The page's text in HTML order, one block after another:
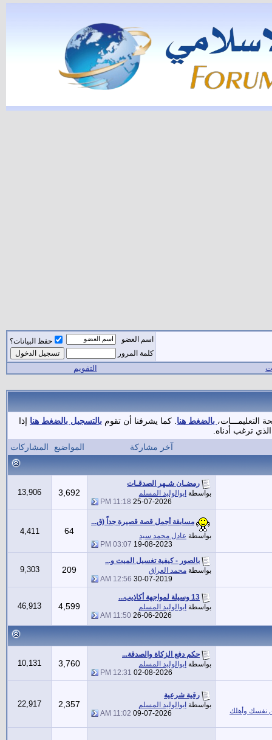
اسم العضو
حفظ البيانات؟
كلمة المرور
التقويم
التعليمـــات، بالضغط هنا . كما يشرفنا أن تقوم بالتسجيل بالضغط هنا إذا
ترغب أدناه.
آخر مشاركة
المواضيع المشاركات
رمضـان شـهر الصدقـات
بواسطة ابوالوليد المسلم
25-07-2026
11:18 PM
3,692
13,906
مسابقة أجمل قصة قصيرة جداً (ق...
بواسطة عادل محمد سيد
19-08-2023
03:07 PM
64
4,411
بالصور - كيفية تغسيل الميت و...
بواسطة محمد العراق
30-07-2019
12:56 AM
209
9,303
13 وسيلة لمواجهة أكاذيب...
بواسطة ابوالوليد المسلم
26-06-2026
11:50 AM
4,599
46,913
حكم دفع الزكاة والصدقة...
بواسطة ابوالوليد المسلم
02-08-2026
12:31 PM
3,760
10,131
نفسك وأهلك
رقية شرعية
بواسطة ابوالوليد المسلم
09-07-2026
11:02 AM
2,357
22,917